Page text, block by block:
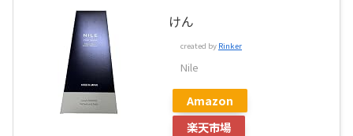
けん
created by Rinker
Nile
Amazon
楽天市場